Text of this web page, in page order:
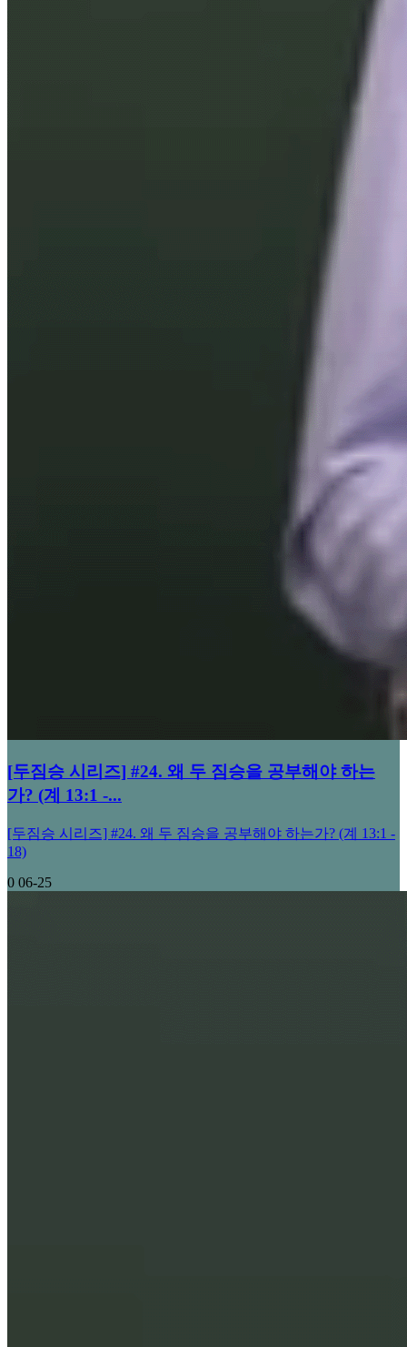
[두짐승 시리즈] #24. 왜 두 짐승을 공부해야 하는
가? (계 13:1 -...
[두짐승 시리즈] #24. 왜 두 짐승을 공부해야 하는가? (계 13:1 -
18)
0 06-25